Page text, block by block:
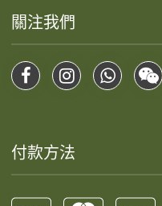
關注我們
付款方法